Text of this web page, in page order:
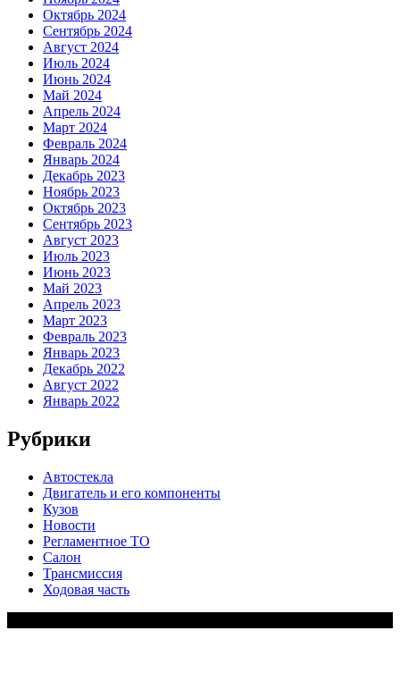
Октябрь 2024
Сентябрь 2024
Август 2024
Июль 2024
Июнь 2024
Май 2024
Апрель 2024
Март 2024
Февраль 2024
Январь 2024
Декабрь 2023
Ноябрь 2023
Октябрь 2023
Сентябрь 2023
Август 2023
Июль 2023
Июнь 2023
Май 2023
Апрель 2023
Март 2023
Февраль 2023
Январь 2023
Декабрь 2022
Август 2022
Январь 2022
Рубрики
Автостекла
Двигатель и его компоненты
Кузов
Новости
Регламентное ТО
Салон
Трансмиссия
Ходовая часть